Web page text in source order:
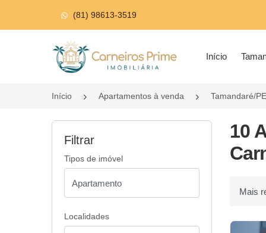
(81) 98613-3519
Página inicial
Início
Início Apartamentos à venda Tamandaré/PE
Filtrar
Tipos de imóvel
Localidades
10
Ordenar